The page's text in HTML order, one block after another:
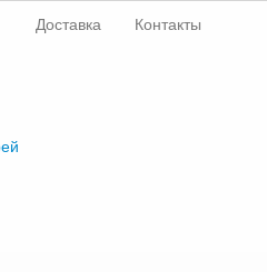
Доставка Контакты